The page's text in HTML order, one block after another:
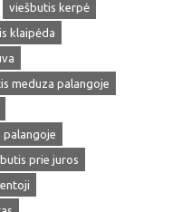
viešbutis kerpė
klaipėda
meduza palangoje
palangoje
prie juros